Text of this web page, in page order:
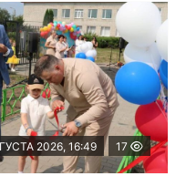
2026, 16:49 17